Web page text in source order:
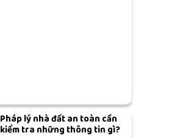
Pháp lý nhà đất an toàn cần
kiểm tra những thông tin gì?